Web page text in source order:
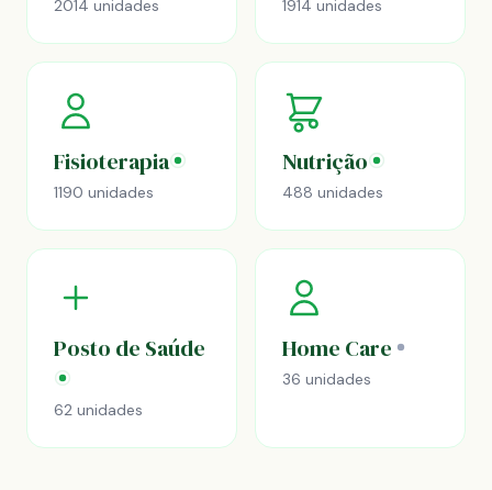
2014 unidades 1914 unidades
Fisioterapia
1190 unidades
Nutrição
488 unidades
Posto de Saúde
62 unidades
Home Care
36 unidades